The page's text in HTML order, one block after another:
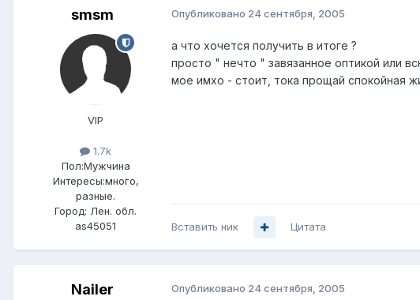
smsm
VIP
1.7k
Пол:Мужчина
Интересы:много,
разные.
Город: Лен. обл.
as45051
Опубликовано 24 сентября, 2005
а что хочется получить в итоге ?
просто " нечто " завязанное оптикой или
мое имхо - стоит, тока прощай спокойная
Вставить ник Цитата
Nailer Опубликовано 24 сентября, 2005